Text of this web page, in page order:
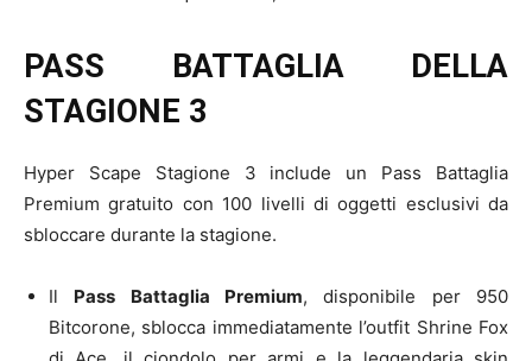
PASS BATTAGLIA DELLA
STAGIONE 3
Hyper Scape Stagione 3 include un Pass Battaglia
Premium gratuito con 100 livelli di oggetti esclusivi da
sbloccare durante la stagione.
Il Pass Battaglia Premium, disponibile per 950
Bitcorone, sblocca immediatamente l’outfit Shrine Fox